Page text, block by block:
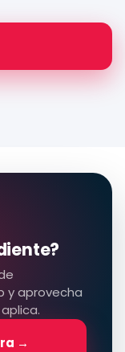
y aprovecha
→